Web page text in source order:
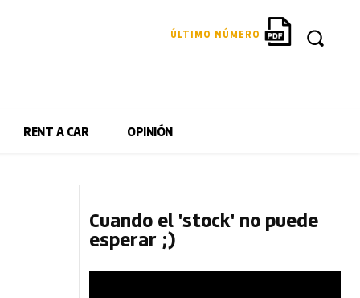
ÚLTIMO NÚMERO
RENT A CAR OPINIÓN
Cuando el 'stock' no puede
esperar ;)